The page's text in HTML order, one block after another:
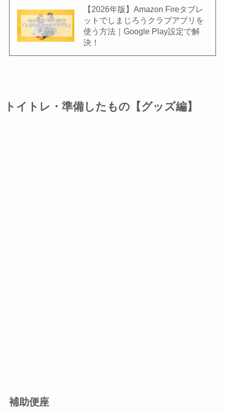
【2026年版】Amazon Fireタブレ
ットでしまじろうクラブアプリを
使う方法｜Google Play設定で解
決！
トイトレ・準備したもの【グッズ編】
補助便座